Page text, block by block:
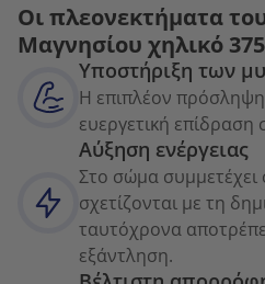
Οι πλεονεκτήματα
Μαγνησίου χηλικό
Υποστήριξη των
Η επιπλέον
ευεργετική
Αύξηση ενέργειας
Στο σώμα συμμετέχει
σχετίζονται με τη
ταυτόχρονα
εξάντληση.